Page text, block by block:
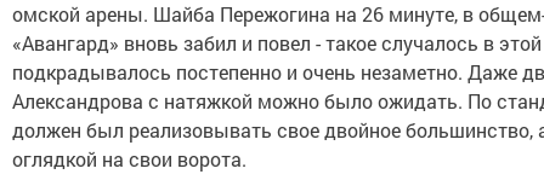
омской арены. Шайба Пережогина на 26 минуте, в
«Авангард» вновь забил и повел - такое случалось в
подкрадывалось постепенно и очень незаметно. Даже
Александрова с натяжкой можно было ожидать. По
должен был реализовывать свое двойное большинство,
оглядкой на свои ворота.